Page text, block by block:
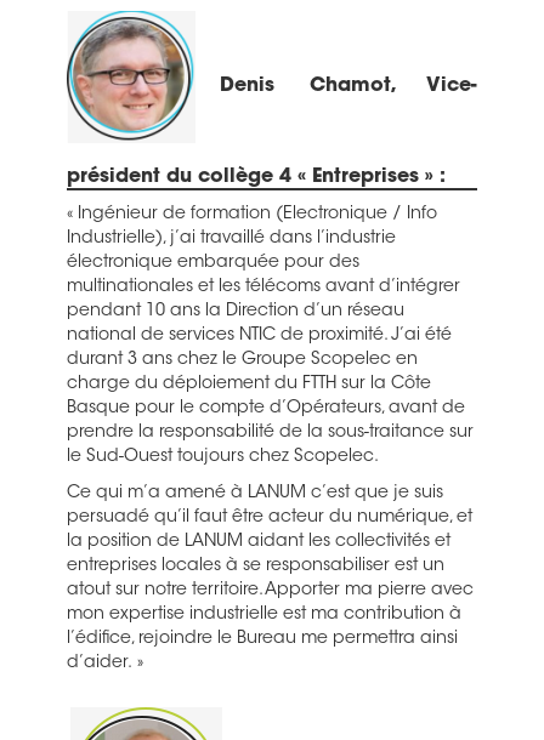
Denis Chamot, Vice-
président du collège 4 « Entreprises » :
« Ingénieur de formation (Electronique / Info
Industrielle), j’ai travaillé dans l’industrie
électronique embarquée pour des
multinationales et les télécoms avant d’intégrer
pendant 10 ans la Direction d’un réseau
national de services NTIC de proximité. J’ai été
durant 3 ans chez le Groupe Scopelec en
charge du déploiement du FTTH sur la Côte
Basque pour le compte d’Opérateurs, avant de
prendre la responsabilité de la sous-traitance sur
le Sud-Ouest toujours chez Scopelec.
Ce qui m’a amené à LANUM c’est que je suis
persuadé qu’il faut être acteur du numérique, et
la position de LANUM aidant les collectivités et
entreprises locales à se responsabiliser est un
atout sur notre territoire. Apporter ma pierre avec
mon expertise industrielle est ma contribution à
l’édifice, rejoindre le Bureau me permettra ainsi
d’aider. »